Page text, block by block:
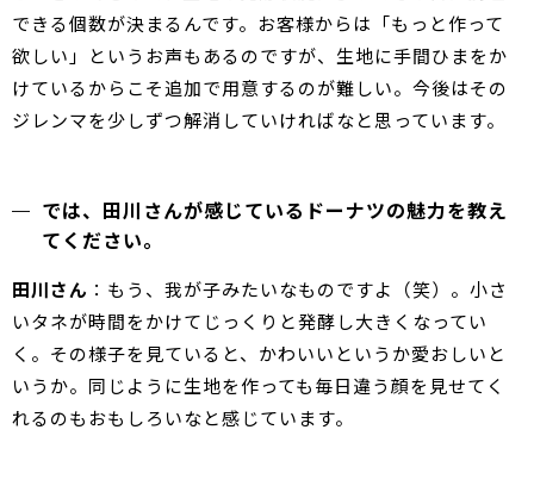
できる個数が決まるんです。お客様からは「もっと作って
欲しい」というお声もあるのですが、生地に手間ひまをか
けているからこそ追加で用意するのが難しい。今後はその
ジレンマを少しずつ解消していければなと思っています。
では、田川さんが感じているドーナツの魅力を教え
てください。
田川さん ：もう、我が子みたいなものですよ（笑）。小さ
いタネが時間をかけてじっくりと発酵し大きくなってい
く。その様子を見ていると、かわいいというか愛おしいと
いうか。同じように生地を作っても毎日違う顔を見せてく
れるのもおもしろいなと感じています。